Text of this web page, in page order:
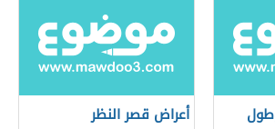
أعراض قصر النظر